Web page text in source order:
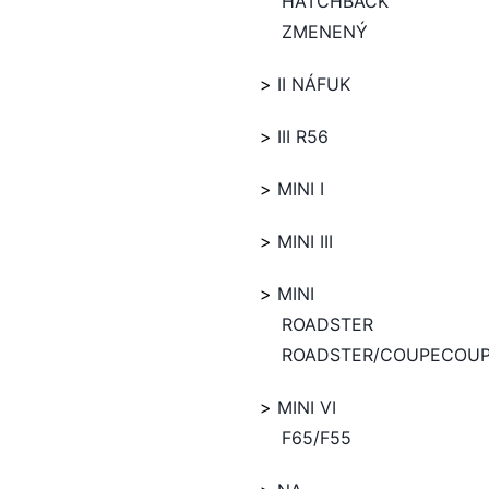
ZMENENÝ
II NÁFUK
III R56
MINI I
MINI III
MINI
ROADSTER
ROADSTER/
MINI VI
F65/F55